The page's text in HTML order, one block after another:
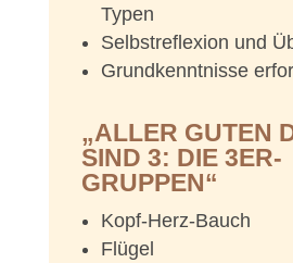
Typen
Selbstreflexion und
Grundkenntnisse
„ALLER GUTEN
SIND 3: DIE 3ER-
GRUPPEN“
Kopf-Herz-Bauch
Flügel